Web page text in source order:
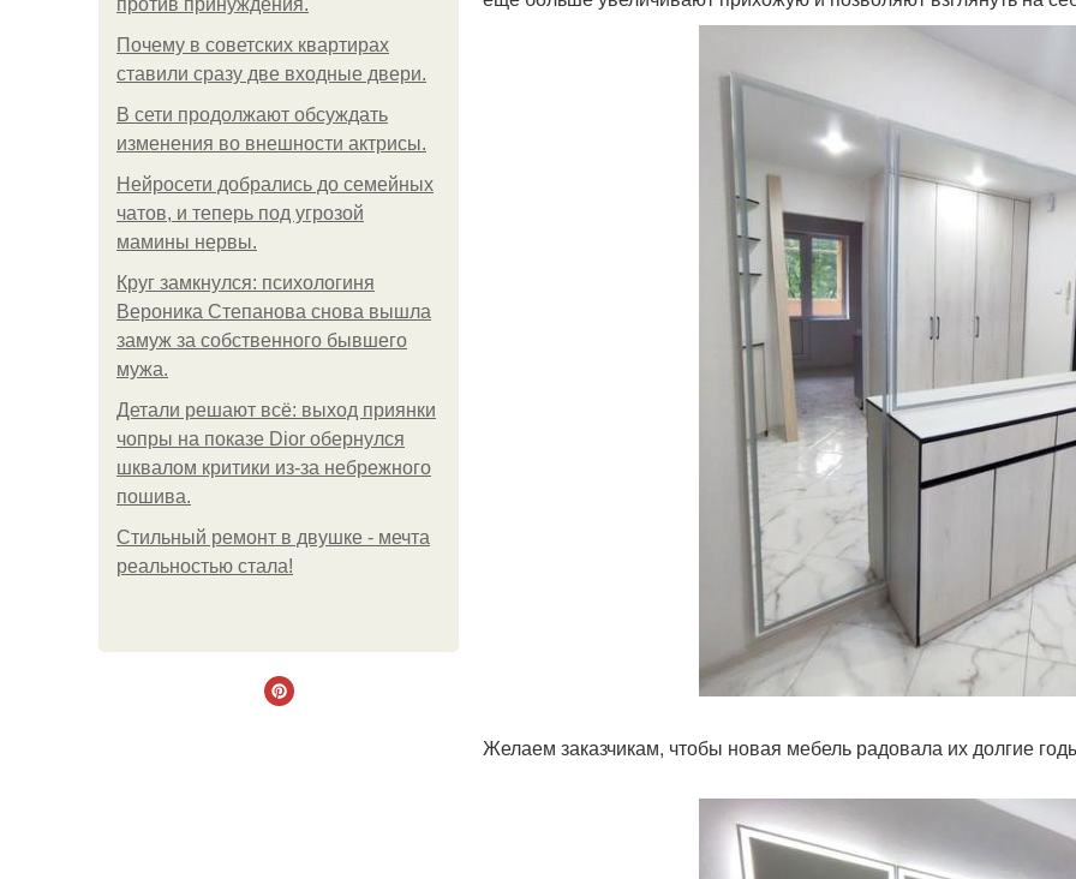
против принуждения.
Почему в советских квартирах
ставили сразу две входные двери.
В сети продолжают обсуждать
изменения во внешности актрисы.
Нейросети добрались до семейных
чатов, и теперь под угрозой
мамины нервы.
Круг замкнулся: психологиня
Вероника Степанова снова вышла
замуж за собственного бывшего
мужа.
Детали решают всё: выход приянки
чопры на показе Dior обернулся
шквалом критики из-за небрежного
пошива.
Стильный ремонт в двушке - мечта
реальностью стала!
Желаем заказчикам, чтобы новая мебель радовала их долгие